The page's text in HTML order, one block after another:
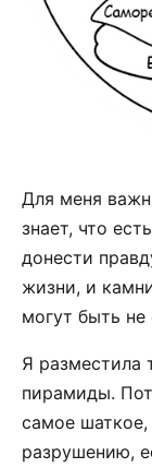
Для меня
знает, что
донести
жизни, и
могут быть не
Я разместила
пирамиды.
самое
разрушению,